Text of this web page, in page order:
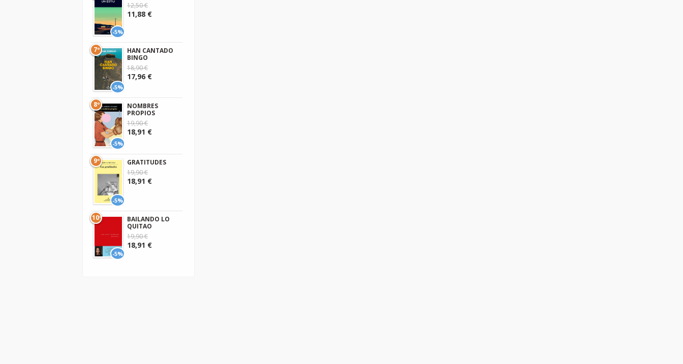
-5%
12,50 €
11,88 €
-5%
7º
HAN CANTADO
BINGO
18,90 €
17,96 €
-5%
8º
NOMBRES
PROPIOS
19,90 €
18,91 €
-5%
9º
GRATITUDES
19,90 €
18,91 €
-5%
10º
BAILANDO LO
QUITAO
19,90 €
18,91 €